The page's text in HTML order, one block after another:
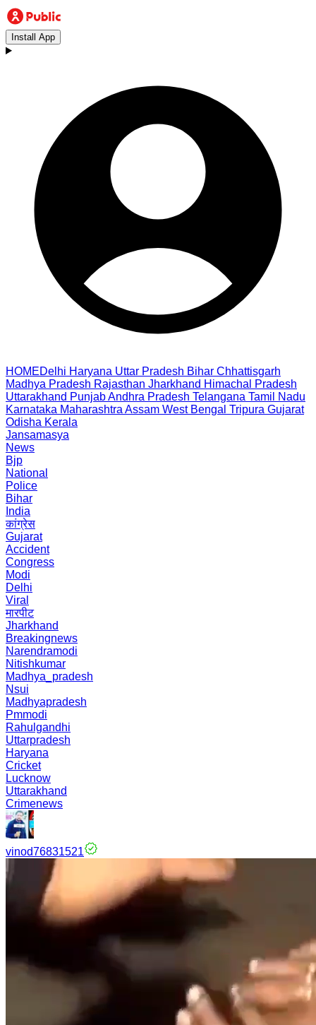
Install App
HOMEDelhi Haryana Uttar Pradesh Bihar Chhattisgarh
Madhya Pradesh Rajasthan Jharkhand Himachal Pradesh
Uttarakhand PunjabAndhra Pradesh Telangana Tamil Nadu
Karnataka Maharashtra Assam West Bengal Tripura Gujarat
Odisha Kerala
Jansamasya
News
Bjp
National
Police
Bihar
India
कांग्रेस
Gujarat
Accident
Congress
Modi
Delhi
Viral
मारपीट
Jharkhand
Breakingnews
Narendramodi
Nitishkumar
Madhya_pradesh
Nsui
Madhyapradesh
Pmmodi
Rahulgandhi
Uttarpradesh
Haryana
Cricket
Lucknow
Uttarakhand
Crimenews
vinod76831521